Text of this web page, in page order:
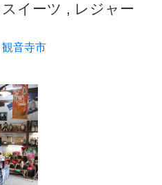
ド
スイーツ , レジャー
観音寺市